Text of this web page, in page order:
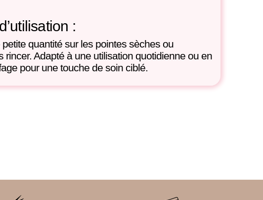
:
petite quantité sur les pointes sèches ou
rincer. Adapté à une utilisation quotidienne ou en
pour une touche de soin ciblé.